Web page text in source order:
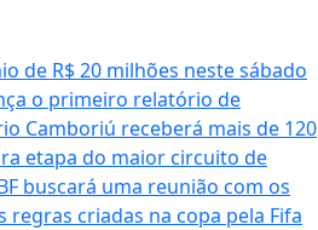
de R$ 20 milhões neste sábado
o primeiro relatório de
Camboriú receberá mais de 120
etapa do maior circuito de
buscará uma reunião com os
regras criadas na copa pela Fifa